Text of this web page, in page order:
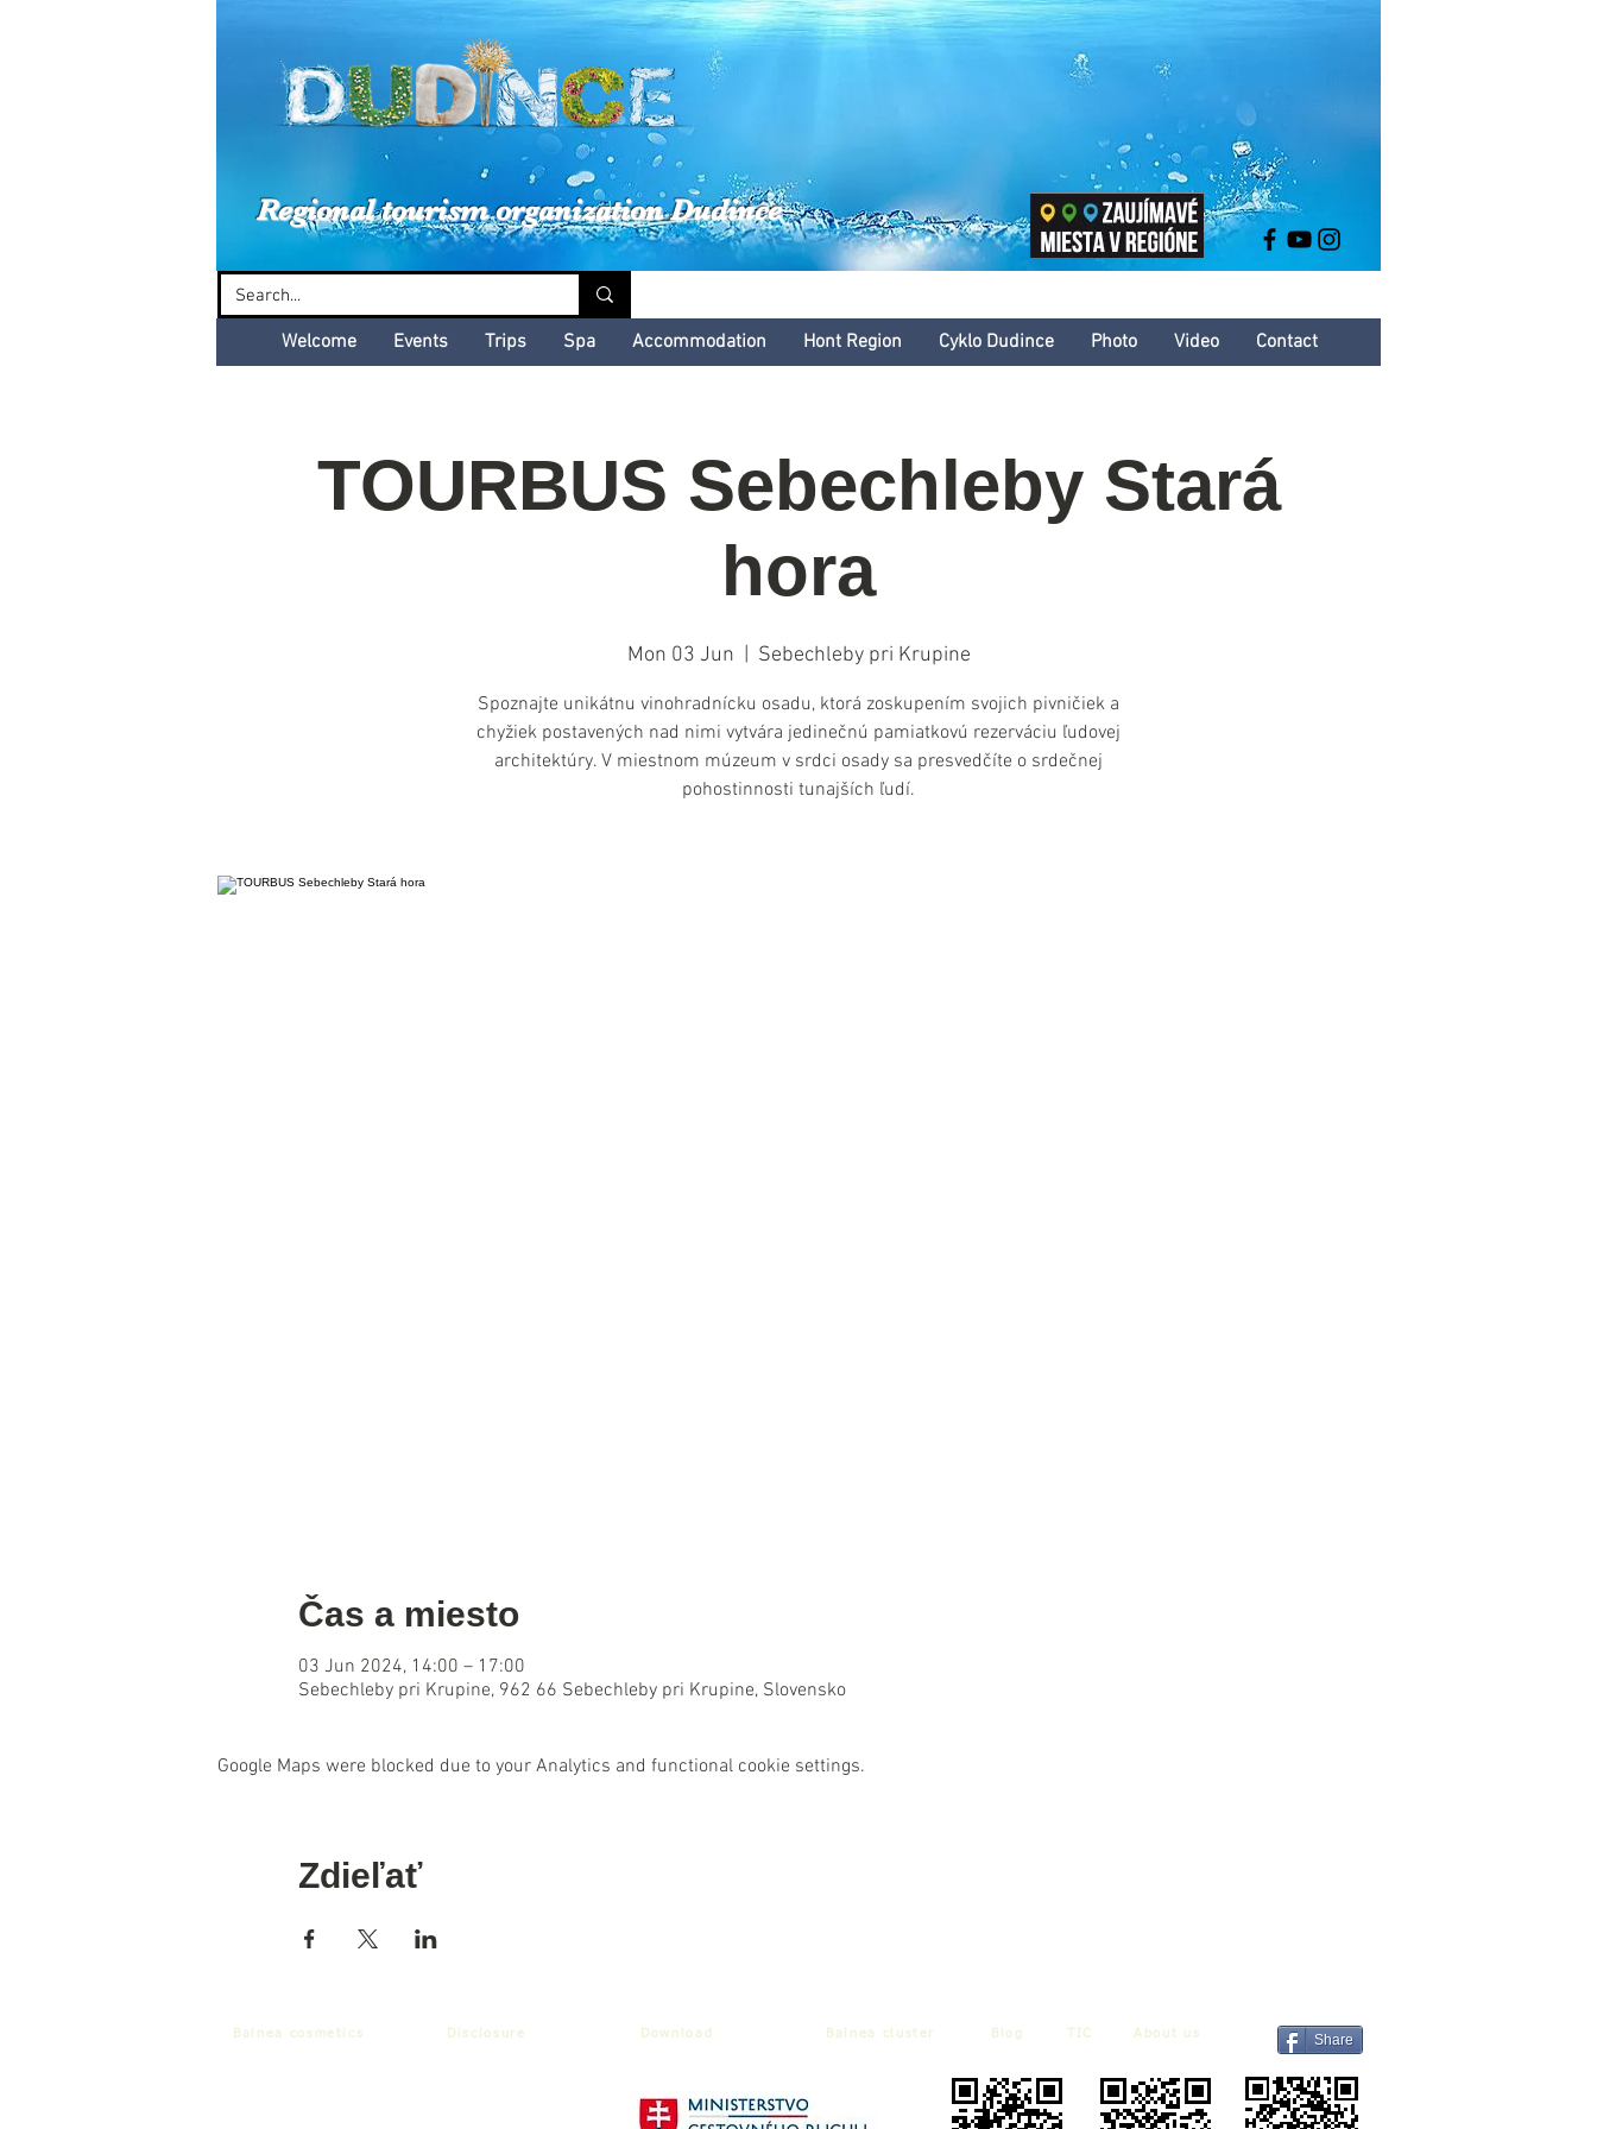
Dudinské kultúrne leto
Regional tourism organization Dudince
Welcome Events Trips Spa Accommodation Hont Region Cyklo Dudince Photo Video Contact
TOURBUS Sebechleby Stará
hora
Mon 03 Jun Sebechleby pri Krupine
Spoznajte unikátnu vinohradnícku osadu, ktorá zoskupením svojich pivničiek a
chyžiek postavených nad nimi vytvára jedinečnú pamiatkovú rezerváciu ľudovej
architektúry. V miestnom múzeum v srdci osady sa presvedčíte o srdečnej
pohostinnosti tunajších ľudí.
Čas a miesto
03 Jun 2024, 14:00 – 17:00
Sebechleby pri Krupine, 962 66 Sebechleby pri Krupine, Slovensko
Google Maps were blocked due to your Analytics and functional cookie settings.
Zdieľať
Balnea cosmetics Disclosure Download Balnea cluster Blog TIC About us Share